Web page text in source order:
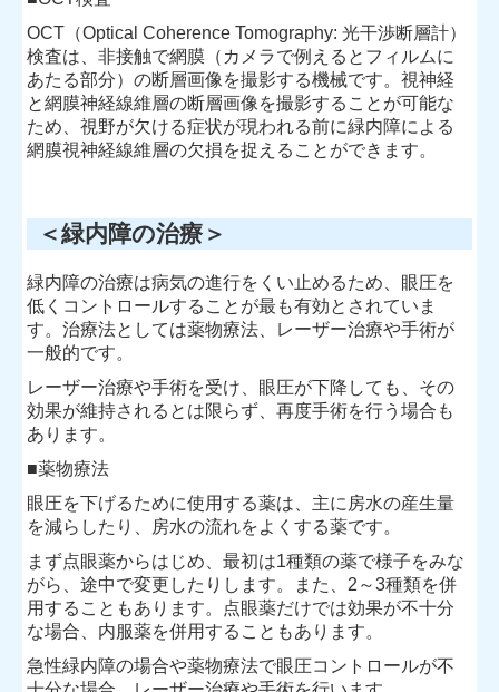
OCT（Optical Coherence Tomography: 光干渉断層計）
検査は、非接触で網膜（カメラで例えるとフィルムに
あたる部分）の断層画像を撮影する機械です。視神経
と網膜神経線維層の断層画像を撮影することが可能な
ため、視野が欠ける症状が現われる前に緑内障による
網膜視神経線維層の欠損を捉えることができます。
＜緑内障の治療＞
緑内障の治療は病気の進行をくい止めるため、眼圧を
低くコントロールすることが最も有効とされていま
す。治療法としては薬物療法、レーザー治療や手術が
一般的です。
レーザー治療や手術を受け、眼圧が下降しても、その
効果が維持されるとは限らず、再度手術を行う場合も
あります。
■薬物療法
眼圧を下げるために使用する薬は、主に房水の産生量
を減らしたり、房水の流れをよくする薬です。
まず点眼薬からはじめ、最初は1種類の薬で様子をみな
がら、途中で変更したりします。また、2～3種類を併
用することもあります。点眼薬だけでは効果が不十分
な場合、内服薬を併用することもあります。
急性緑内障の場合や薬物療法で眼圧コントロールが不